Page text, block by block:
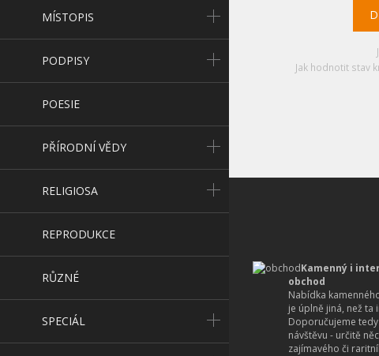
MÍSTOPIS
PODPISY
POESIE
PŘÍRODNÍ VĚDY
RELIGIOSA
REPRODUKCE
RŮZNÉ
SPECIÁL
Jak hodnotit stav
Kamenný i
obchod
Nabídka
je úplně jiná, než ta
Doporučujeme
návštěvu - určitě
zajímavého či